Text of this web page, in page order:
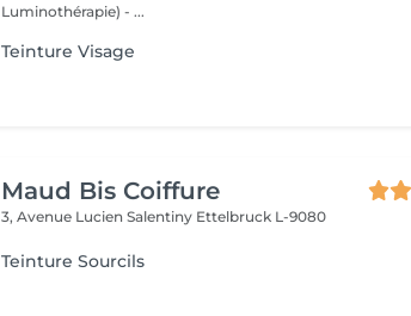
Luminothérapie) - ...
Teinture Visage
Maud Bis Coiffure
3, Avenue Lucien Salentiny Ettelbruck L-9080
Teinture Sourcils